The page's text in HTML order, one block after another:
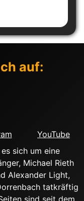
auf:
YouTube
sich um eine
Michael Rieth
Alexander Light,
tatkräftig
sind seit dem